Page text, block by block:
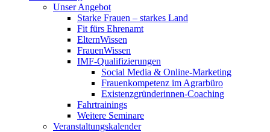
Unser Angebot
Starke Frauen – starkes Land
Fit fürs Ehrenamt
ElternWissen
FrauenWissen
IMF-Qualifizierungen
Social Media & Online-Marketing
Frauenkompetenz im Agrarbüro
Existenzgründerinnen-Coaching
Fahrtrainings
Weitere Seminare
Veranstaltungskalender